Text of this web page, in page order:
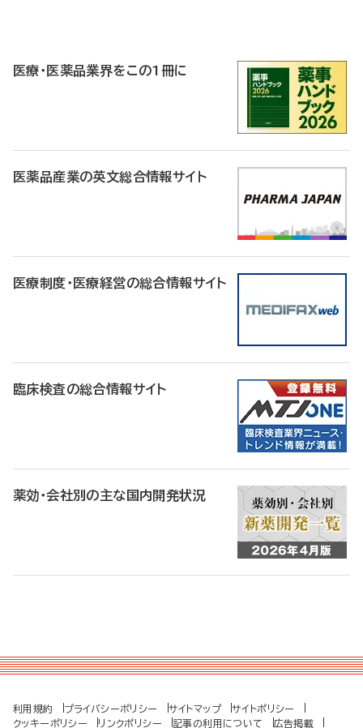
医療・医薬品業界をこの1冊に
医薬品産業の英文総合情報サイト
医療制度・医療経営の総合情報サイト
臨床検査の総合情報サイト
薬効・会社別の主な国内開発状況
利用規約 プライバシーポリシー サイトマップ
サイトポリシー
クッキーポリシー
リンクポリシー 記事の利用について 広告掲載